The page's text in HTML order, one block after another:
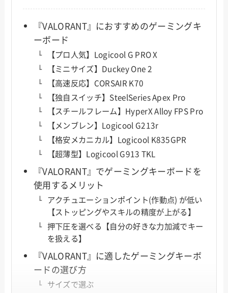
『VALORANT』におすすめのゲーミングキ
ーボード
【プロ人気】Logicool G PRO X
【ミニサイズ】Duckey One 2
【高速反応】CORSAIR K70
【独自スイッチ】SteelSeries Apex Pro
【スチールフレーム】HyperX Alloy FPS Pro
【メンブレン】Logicool G213r
【格安メカニカル】Logicool K835GPR
【超薄型】Logicool G913 TKL
『VALORANT』でゲーミングキーボードを
使用するメリット
アクチュエーションポイント(作動点) が低い
【ストッピングやスキルの精度が上がる】
押下圧を選べる【自分の好きな力加減でキー
を扱える】
『VALORANT』に適したゲーミングキーボ
ードの選び方
サイズで選ぶ